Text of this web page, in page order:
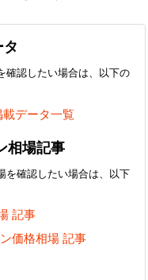
確認したい場合は、以下の
データ一覧
相場記事
を確認したい場合は、以下
記事
価格相場 記事